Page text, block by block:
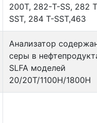
200Т, 282-T-SS, 282
SST, 284 T-SST,463
Анализатор
серы в
SLFA моделей
20/20Т/1100Н/1800Н